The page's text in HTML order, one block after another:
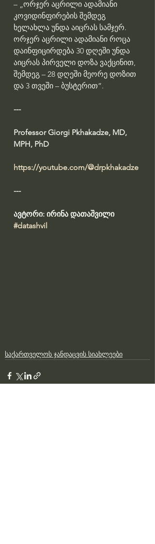
– „ორჯერ აცრილი ადამიანი
კოვიდინფირების შემდეგ
ხელახლა უნდა აიცრას სამჯერ.
ორჯერ აცრილი ადამიანი როცა
დაინფიცირდება 30 დღეში უნდა
აიცრას პირველი დოზა ვაქცინით,
შემდეგ – 28 დღეში მეორე დოზით
და 3 თვეში – ბუსტერით”.
---
Professor Giorgi Pkhakadze, MD,
MPH, PhD
https://youtube.com/@drpkhakadze
---
ავტორი: ირინა დათაშვილი
#datashvil
საქართველოს ჯანდაცვის სიახლეები